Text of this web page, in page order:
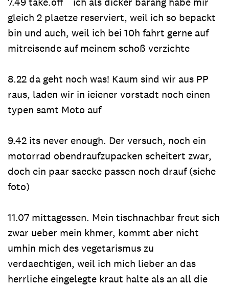
gleich 2 plaetze reserviert, weil ich so bepackt
bin und auch, weil ich bei 10h fahrt gerne auf
mitreisende auf meinem schoß verzichte
8.22 da geht noch was! Kaum sind wir aus PP
raus, laden wir in ieiener vorstadt noch einen
typen samt Moto auf
9.42 its never enough. Der versuch, noch ein
motorrad obendraufzupacken scheitert zwar,
doch ein paar saecke passen noch drauf (siehe
foto)
11.07 mittagessen. Mein tischnachbar freut sich
zwar ueber mein khmer, kommt aber nicht
umhin mich des vegetarismus zu
verdaechtigen, weil ich mich lieber an das
herrliche eingelegte kraut halte als an all die